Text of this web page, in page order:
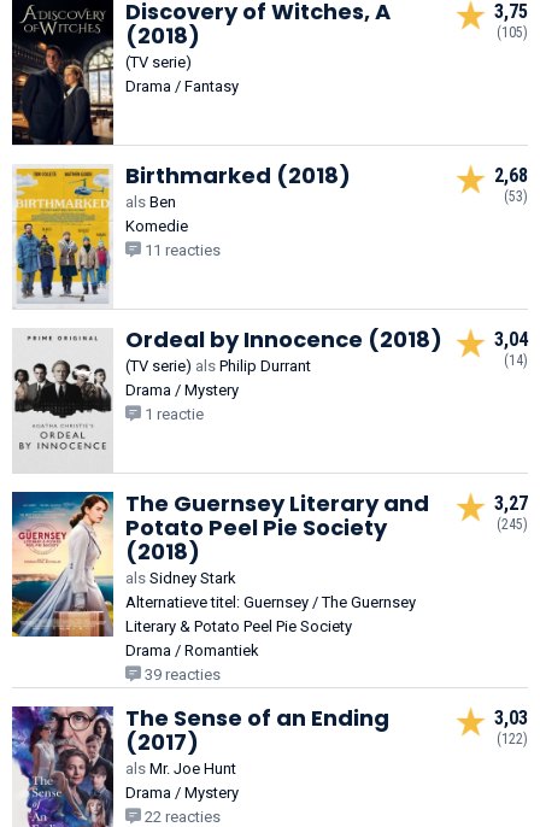
Discovery of Witches, A
(2018)
(TV serie)
Drama / Fantasy
3,75
(105)
Birthmarked (2018)
als Ben
Komedie
11 reacties
2,68
(53)
Ordeal by Innocence (2018)
(TV serie) als Philip Durrant
Drama / Mystery
1 reactie
3,04
(14)
The Guernsey Literary and
Potato Peel Pie Society
(2018)
als Sidney Stark
Alternatieve titel: Guernsey / The Guernsey
Literary & Potato Peel Pie Society
Drama / Romantiek
39 reacties
3,27
(245)
The Sense of an Ending
(2017)
als Mr. Joe Hunt
Drama / Mystery
22 reacties
3,03
(122)